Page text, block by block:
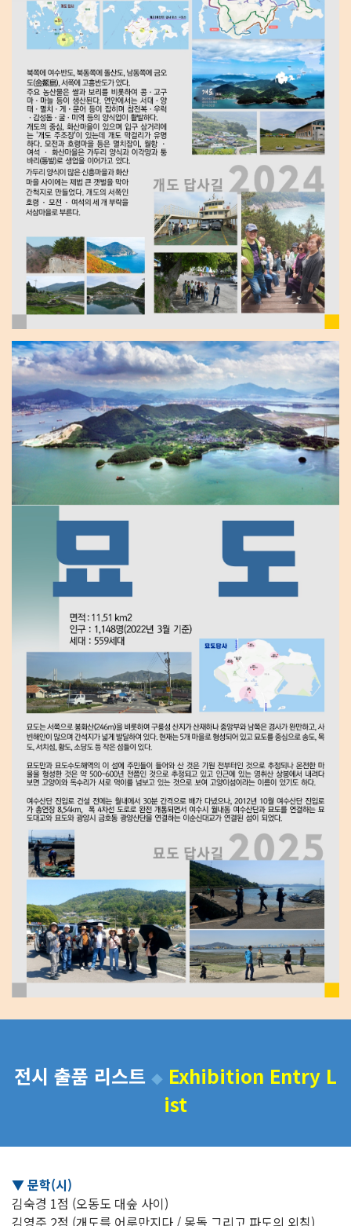
전시 출품 리스트 ◆ Exhibition Entry L
ist
▼ 문학(시)
김숙경 1점 (오동도 대숲 사이)
김영주 2점 (개도를 어루만지다 / 몽돌 그리고 파도의 외침)